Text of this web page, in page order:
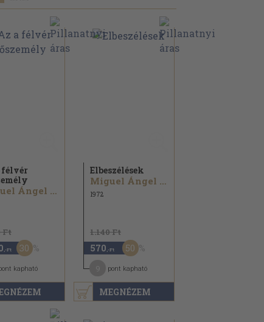
félvér
Miguel Ángel Asturias
Ft
,-Ft 30
kapható
MEGNÉZEM
Elbeszélések
Miguel Ángel Asturias
1972
1.140 Ft
570 ,-Ft 50
pont kapható